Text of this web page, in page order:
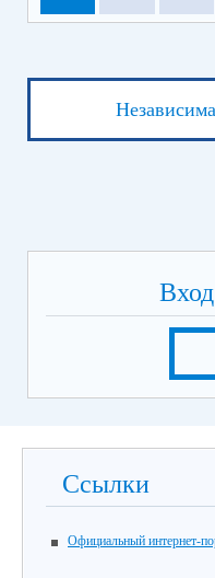
Ссылки
Официальный интернет-